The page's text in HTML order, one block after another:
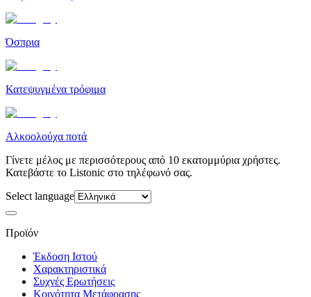
Όσπρια
Κατεψυγμένα τρόφιμα
Αλκοολούχα ποτά
Γίνετε μέλος με περισσότερους από 10 εκατομμύρια χρήστες.
Κατεβάστε το Listonic στο τηλέφωνό σας.
Select language
Προϊόν
Έκδοση Ιστού
Χαρακτηριστικά
Συχνές Ερωτήσεις
Κοινότητα Μετάφρασης